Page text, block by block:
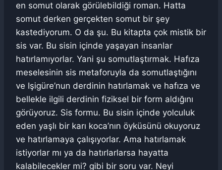
en somut olarak görülebildiği roman. Hatta
somut derken gerçekten somut bir şey
kastediyorum. O da şu. Bu kitapta çok mistik bir
sis var. Bu sisin içinde yaşayan insanlar
hatırlamıyorlar. Yani şu somutlaştırmak. Hafıza
meselesinin sis metaforuyla da somutlaştığını
ve Işigüre’nun derdinin hatırlamak ve hafıza ve
bellekle ilgili derdinin fiziksel bir form aldığını
görüyoruz. Sis formu. Bu sisin içinde yolculuk
eden yaşlı bir karı koca’nın öyküsünü okuyoruz
ve hatırlamaya çalışıyorlar. Ama hatırlamak
istiyorlar mı ya da hatırlarlarsa hayatta
kalabilecekler mi? gibi bir soru var. Neyi